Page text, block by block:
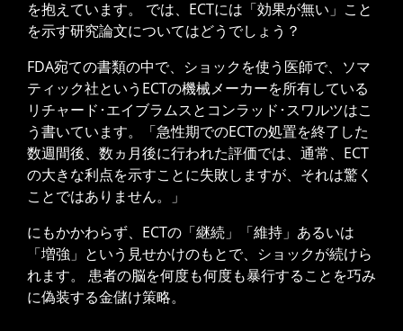
を抱えています。 では、ECTには「効果が無い」こと
を示す研究論文についてはどうでしょう？
FDA宛ての書類の中で、ショックを使う医師で、ソマ
ティック社というECTの機械メーカーを所有している
リチャード･エイブラムスとコンラッド･スワルツはこ
う書いています。「急性期でのECTの処置を終了した
数週間後、数ヵ月後に行われた評価では、通常、ECT
の大きな利点を示すことに失敗しますが、それは驚く
ことではありません。」
にもかかわらず、ECTの「継続」「維持」あるいは
「増強」という見せかけのもとで、ショックが続けら
れます。 患者の脳を何度も何度も暴行することを巧み
に偽装する金儲け策略。
無料ダウンロード